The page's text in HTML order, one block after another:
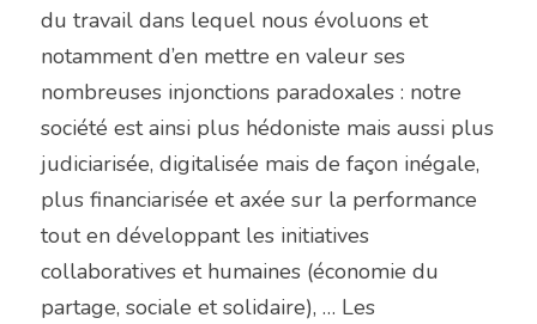
du travail dans lequel nous évoluons et
notamment d’en mettre en valeur ses
nombreuses injonctions paradoxales : notre
société est ainsi plus hédoniste mais aussi plus
judiciarisée, digitalisée mais de façon inégale,
plus financiarisée et axée sur la performance
tout en développant les initiatives
collaboratives et humaines (économie du
partage, sociale et solidaire), … Les